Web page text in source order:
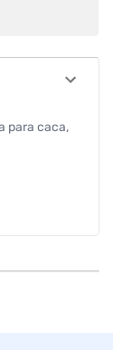
para caca,